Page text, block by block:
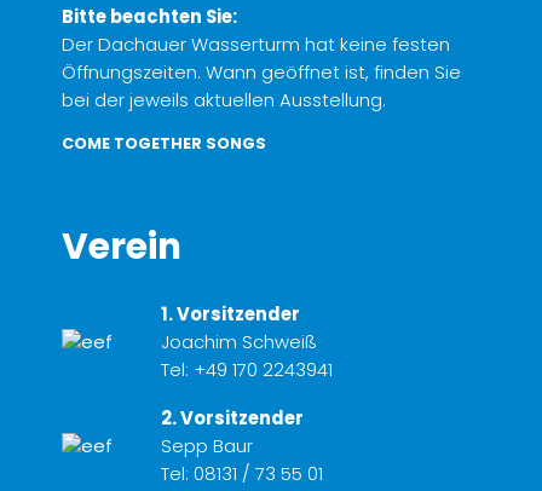
Bitte beachten Sie:
Der Dachauer Wasserturm hat keine festen
Öffnungszeiten. Wann geöffnet ist, finden Sie
bei der jeweils aktuellen Ausstellung.
COME TOGETHER SONGS
Verein
1. Vorsitzender
Joachim Schweiß
Tel: +49 170 2243941
2. Vorsitzender
Sepp Baur
Tel: 08131 / 73 55 01